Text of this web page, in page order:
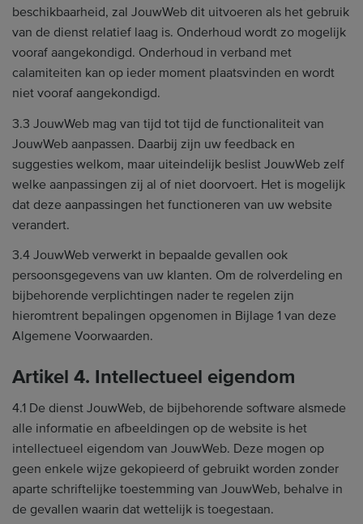
beschikbaarheid, zal JouwWeb dit uitvoeren als het gebruik
van de dienst relatief laag is. Onderhoud wordt zo mogelijk
vooraf aangekondigd. Onderhoud in verband met
calamiteiten kan op ieder moment plaatsvinden en wordt
niet vooraf aangekondigd.
3.3 JouwWeb mag van tijd tot tijd de functionaliteit van
JouwWeb aanpassen. Daarbij zijn uw feedback en
suggesties welkom, maar uiteindelijk beslist JouwWeb zelf
welke aanpassingen zij al of niet doorvoert. Het is mogelijk
dat deze aanpassingen het functioneren van uw website
verandert.
3.4 JouwWeb verwerkt in bepaalde gevallen ook
persoonsgegevens van uw klanten. Om de rolverdeling en
bijbehorende verplichtingen nader te regelen zijn
hieromtrent bepalingen opgenomen in Bijlage 1 van deze
Algemene Voorwaarden.
Artikel 4. Intellectueel eigendom
4.1 De dienst JouwWeb, de bijbehorende software alsmede
alle informatie en afbeeldingen op de website is het
intellectueel eigendom van JouwWeb. Deze mogen op
geen enkele wijze gekopieerd of gebruikt worden zonder
aparte schriftelijke toestemming van JouwWeb, behalve in
de gevallen waarin dat wettelijk is toegestaan.